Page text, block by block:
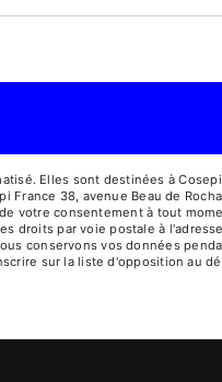
Elles sont destinées à
38, avenue Beau de
votre consentement à tout
droits par voie postale à
conservons vos données
sur la liste d'opposition au